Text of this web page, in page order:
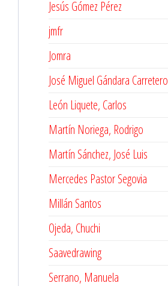
Jesús Gómez Pérez
jmfr
Jomra
José Miguel Gándara Carretero
León Liquete, Carlos
Martín Noriega, Rodrigo
Martín Sánchez, José Luis
Mercedes Pastor Segovia
Millán Santos
Ojeda, Chuchi
Saavedrawing
Serrano, Manuela